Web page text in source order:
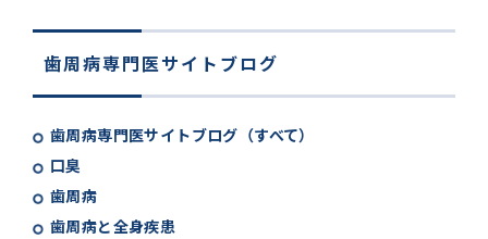
歯周病専門医サイトブログ
歯周病専門医サイトブログ（すべて）
口臭
歯周病
歯周病と全身疾患